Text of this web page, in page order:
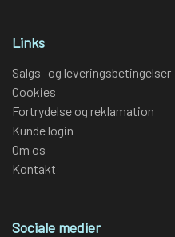
Links
Salgs- og leveringsbetingelser
Cookies
Fortrydelse og reklamation
Kunde login
Om os
Kontakt
Sociale medier